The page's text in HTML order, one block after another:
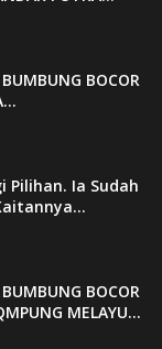
BOCOR
Pilihan. Ia Sudah
BOCOR
MELAYU...